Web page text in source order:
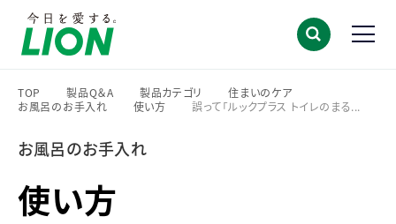
TOP
>
製品Q＆A
製品カテゴリ
>
住まいのケア
>
お風呂のお手入れ
使い方
誤って「ルックプラス トイレのまる...
お風呂のお手入れ
使い方